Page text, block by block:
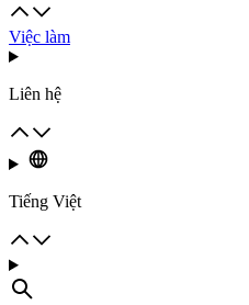
Việc làm
Liên hệ
Tiếng Việt